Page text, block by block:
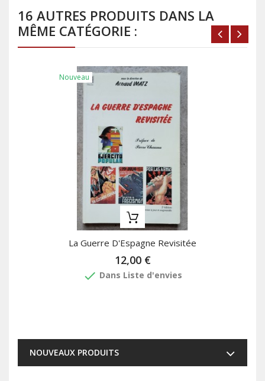
16 AUTRES PRODUITS DANS LA
MÊME CATÉGORIE :
Nouveau
La Guerre D'Espagne Revisitée
12,00 €
done Dans Liste d'envies
NOUVEAUX PRODUITS